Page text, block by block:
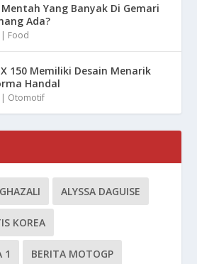
Yang Banyak Di Gemari
Ada?
| Food
150 Memiliki Desain Menarik
Handal
| Otomotif
ALYSSA DAGUISE
KOREA
1 BERITA MOTOGP